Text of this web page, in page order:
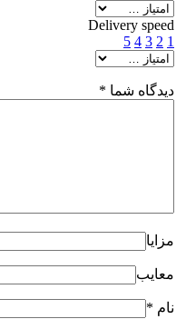
Delivery speed
1
2
3
4
5
دیدگاه شما *
مزایا
معایب
نام *